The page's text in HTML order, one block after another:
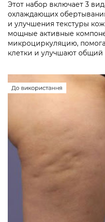
Этот набор включает 3
охлаждающих
и улучшения текстуры
мощные активные
микроциркуляцию,
клетки и улучшают